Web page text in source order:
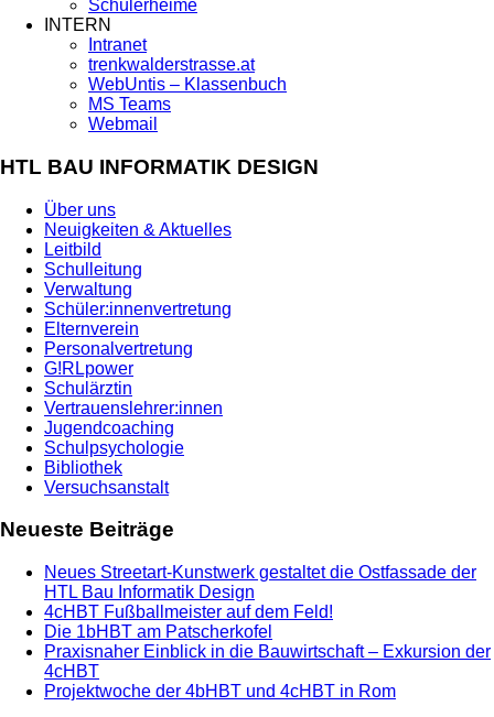
Schülerheime
INTERN
Intranet
trenkwalderstrasse.at
WebUntis – Klassenbuch
MS Teams
Webmail
HTL BAU INFORMATIK DESIGN
Über uns
Neuigkeiten & Aktuelles
Leitbild
Schulleitung
Verwaltung
Schüler:innenvertretung
Elternverein
Personalvertretung
G!RLpower
Schulärztin
Vertrauenslehrer:innen
Jugendcoaching
Schulpsychologie
Bibliothek
Versuchsanstalt
Neueste Beiträge
Neues Streetart-Kunstwerk gestaltet die Ostfassade der
HTL Bau Informatik Design
4cHBT Fußballmeister auf dem Feld!
Die 1bHBT am Patscherkofel
Praxisnaher Einblick in die Bauwirtschaft – Exkursion der
4cHBT
Projektwoche der 4bHBT und 4cHBT in Rom